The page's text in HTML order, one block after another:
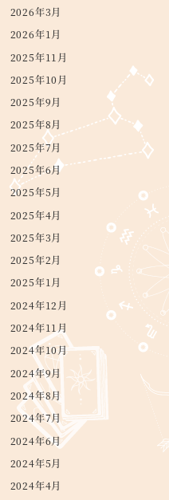
2026年3月
2026年1月
2025年11月
2025年10月
2025年9月
2025年8月
2025年7月
2025年6月
2025年5月
2025年4月
2025年3月
2025年2月
2025年1月
2024年12月
2024年11月
2024年10月
2024年9月
2024年8月
2024年7月
2024年6月
2024年5月
2024年4月